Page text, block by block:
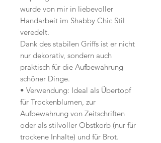
wurde von mir in liebevoller
Handarbeit im Shabby Chic Stil
veredelt.
Dank des stabilen Griffs ist er nicht
nur dekorativ, sondern auch
praktisch für die Aufbewahrung
schöner Dinge.
• Verwendung: Ideal als Übertopf
für Trockenblumen, zur
Aufbewahrung von Zeitschriften
oder als stilvoller Obstkorb (nur für
trockene Inhalte) und für Brot.